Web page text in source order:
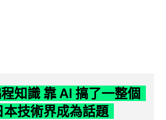
知識 靠 AI 搞了一整個
本技術界成為話題